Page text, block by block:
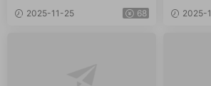
MM Panel Script
2025-11-25 68
衆籌還
2025-